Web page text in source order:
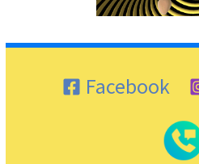
Facebook